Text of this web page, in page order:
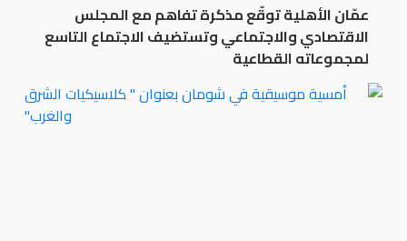
عمّان الأهلية توقّع مذكرة تفاهم مع المجلس
الاقتصادي والاجتماعي وتستضيف الاجتماع التاسع
لمجموعاته القطاعية